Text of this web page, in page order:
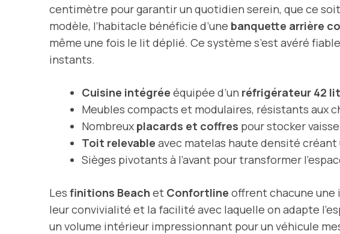
centimètre pour garantir un quotidien serein, que ce
modèle, l’habitacle bénéficie d’une banquette arrière
même une fois le lit déplié. Ce système s’est avéré
instants.
Cuisine intégrée équipée d’un réfrigérateur 42
Meubles compacts et modulaires, résistants aux
Nombreux placards et coffres pour stocker
Toit relevable avec matelas haute densité créant
Sièges pivotants à l’avant pour transformer
Les finitions Beach et Confortline offrent chacune une
leur convivialité et la facilité avec laquelle on adapte
un volume intérieur impressionnant pour un véhicule